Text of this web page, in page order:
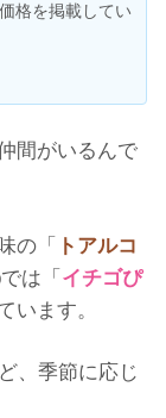
格を掲載してい
間がいるんで
の「
トアルコ
は「 イチゴぴ
います。
、季節に応じ